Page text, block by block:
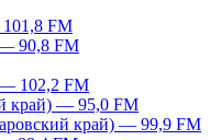
FM
90,8 FM
— 102,2 FM
край) — 95,0 FM
край) — 99,9 FM